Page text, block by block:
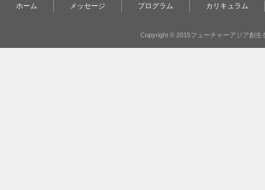
ホーム メッセージ プログラム カリキュラム
Copyright © 2015フューチャーアジア創